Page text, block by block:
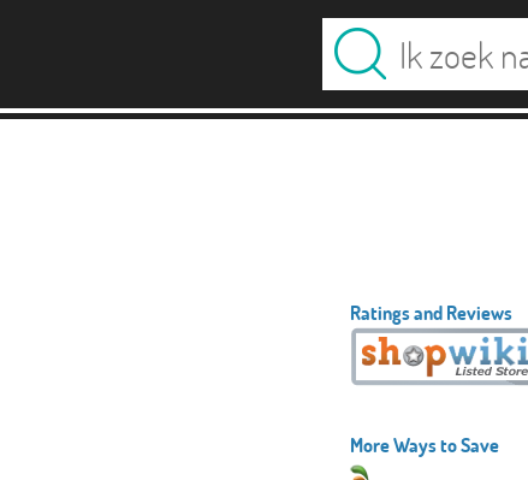
Ratings and Reviews
More Ways to Save